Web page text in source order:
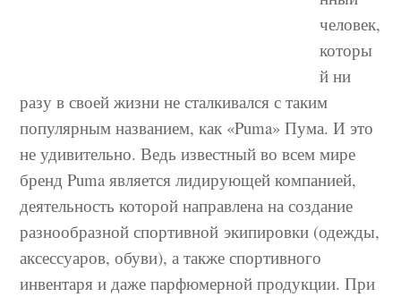
человек,
которы
й ни
разу в своей жизни не сталкивался с таким
популярным названием, как «Puma» Пума. И это
не удивительно. Ведь известный во всем мире
бренд Puma является лидирующей компанией,
деятельность которой направлена на создание
разнообразной спортивной экипировки (одежды,
аксессуаров, обуви), а также спортивного
инвентаря и даже парфюмерной продукции. При